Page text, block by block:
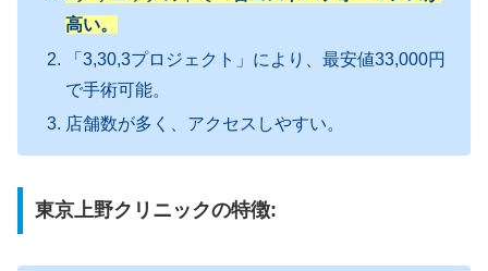
高い。
「3,30,3プロジェクト」により、最安値33,000円
で手術可能。
店舗数が多く、アクセスしやすい。
東京上野クリニックの特徴: